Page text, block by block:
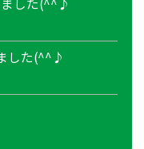
した(^^♪